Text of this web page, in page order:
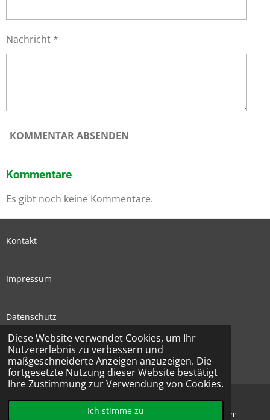
Diese Website verwendet Cookies, um Ihr
Nutzererlebnis zu verbessern und
maßgeschneiderte Anzeigen anzuzeigen. Die
fortgesetzte Nutzung dieser Website bestätigt
Ihre Zustimmung zur Verwendung von Cookies.
Ich stimme zu
Nachricht *
KOMMENTAR ABSENDEN
Kommentare
Es gibt noch keine Kommentare.
Kontakt
Impressum
Datenschutz
I
N
S
T
F
A
C
E
© 2026 SEG Basketball | Ohnegleichen - SEG
Karte Instagram